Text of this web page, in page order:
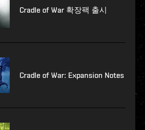
Cradle of War 확장팩 출시
Cradle of War: Expansion Notes